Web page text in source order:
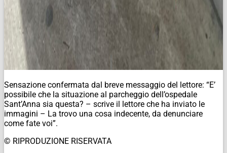
Sensazione confermata dal breve messaggio del lettore: “E’
possibile che la situazione al parcheggio dell’ospedale
Sant’Anna sia questa? – scrive il lettore che ha inviato le
immagini – La trovo una cosa indecente, da denunciare
come fate voi”.
© RIPRODUZIONE RISERVATA